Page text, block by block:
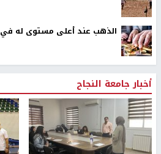
الذهب عند أعلى مستوى له في 7 أسابيع
أخبار جامعة النجاح